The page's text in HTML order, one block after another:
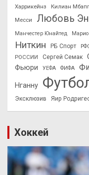
Харрикейнз
Килиан
Месси
Любовь
Манчестер Юнайтед
Ниткин
РБ Спорт
РОССИИ
Сергей Семак
Фьюри
УЕФА ФИФА
Нганну
Эксклюзив Яир
Хоккей